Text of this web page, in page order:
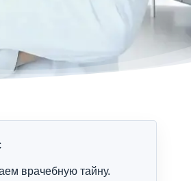
врачебную тайну.